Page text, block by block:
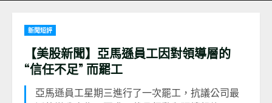
新聞短評
【美股新聞】亞馬遜員工因對領導層的
“信任不足” 而罷工
亞馬遜員工星期三進行了一次罷工，抗議公司最